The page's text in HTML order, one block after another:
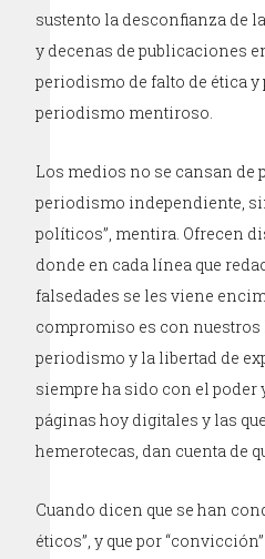
sustento la desconfianza de
y decenas de publicaciones
periodismo de falto de ética
periodismo mentiroso.
Los medios no se cansan de
periodismo independiente,
políticos”, mentira. Ofrecen
donde en cada línea que
falsedades se les viene
compromiso es con nuestros
periodismo y la libertad de
siempre ha sido con el poder
páginas hoy digitales y las
hemerotecas, dan cuenta de
Cuando dicen que se han
éticos”, y que por